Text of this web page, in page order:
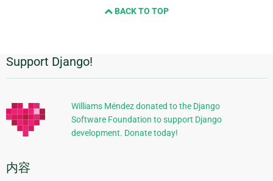
BACK TO TOP
附
加
信
息
Support Django!
Williams Méndez donated to the Django
Software Foundation to support Django
development. Donate today!
内容